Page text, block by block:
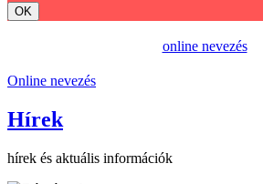
OK
online nevezés
Online nevezés
Hírek
hírek és aktuális információk